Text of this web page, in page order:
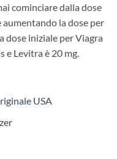
cominciare dalla dose
la dose per
dose iniziale per Viagra
e Levitra è 20 mg.
USA